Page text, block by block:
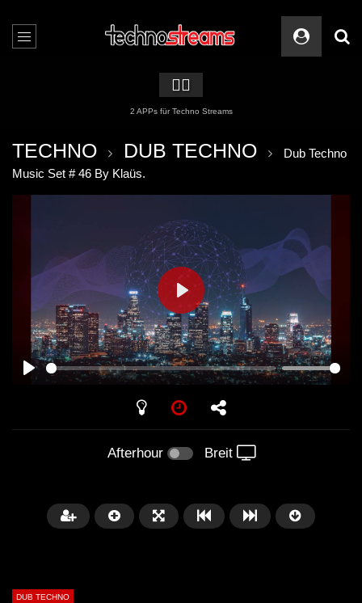
🏳️‍🌈
2 APPs für Techno Streams
TECHNO DUB TECHNO
Dub Techno
Music Set # 46 By Klaüs.
PLAY
PLAY
Afterhour Breit
DUB TECHNO